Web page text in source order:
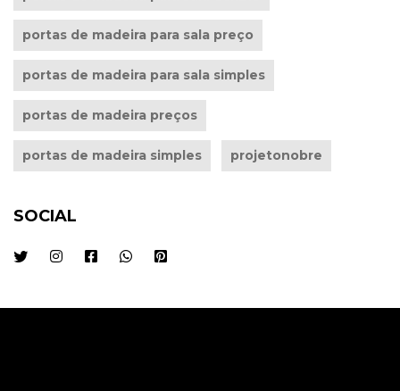
portas de madeira para sala preço
portas de madeira para sala simples
portas de madeira preços
portas de madeira simples projetonobre
SOCIAL